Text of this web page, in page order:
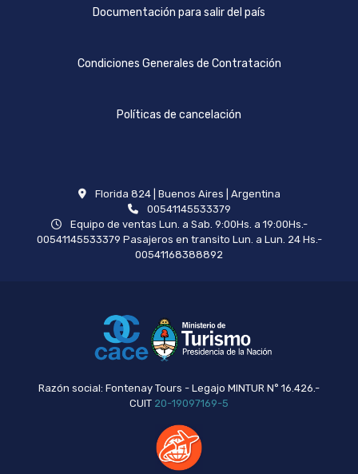
Documentación para salir del país
Condiciones Generales de Contratación
Políticas de cancelación
Florida 824 | Buenos Aires | Argentina
00541145533379
Equipo de ventas Lun. a Sab. 9:00Hs. a 19:00Hs.-
00541145533379 Pasajeros en transito Lun. a Lun. 24 Hs.-
00541168388892
Razón social: Fontenay Tours - Legajo MINTUR N° 16.426.-
CUIT 20-19097169-5